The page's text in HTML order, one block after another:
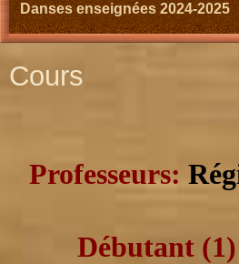
Danses enseignées 2024-2025
Cours
Professeurs:
Débutant